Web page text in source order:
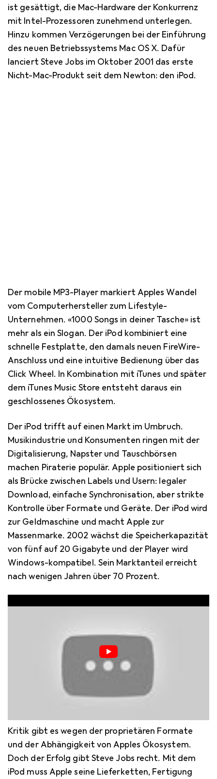
ist gesättigt, die Mac-Hardware der Konkurrenz
mit Intel-Prozessoren zunehmend unterlegen.
Hinzu kommen Verzögerungen bei der Einführung
des neuen Betriebssystems Mac OS X. Dafür
lanciert Steve Jobs im Oktober 2001 das erste
Nicht-Mac-Produkt seit dem Newton: den iPod.
Der mobile MP3-Player markiert Apples Wandel
vom Computerhersteller zum Lifestyle-
Unternehmen. «1000 Songs in deiner Tasche» ist
mehr als ein Slogan. Der iPod kombiniert eine
schnelle Festplatte, den damals neuen FireWire-
Anschluss und eine intuitive Bedienung über das
Click Wheel. In Kombination mit iTunes und später
dem iTunes Music Store entsteht daraus ein
geschlossenes Ökosystem.
Der iPod trifft auf einen Markt im Umbruch.
Musikindustrie und Konsumenten ringen mit der
Digitalisierung, Napster und Tauschbörsen
machen Piraterie populär. Apple positioniert sich
als Brücke zwischen Labels und Usern: legaler
Download, einfache Synchronisation, aber strikte
Kontrolle über Formate und Geräte. Der iPod wird
zur Geldmaschine und macht Apple zur
Massenmarke. 2002 wächst die Speicherkapazität
von fünf auf 20 Gigabyte und der Player wird
Windows-kompatibel. Sein Marktanteil erreicht
nach wenigen Jahren über 70 Prozent.
Kritik gibt es wegen der proprietären Formate
und der Abhängigkeit von Apples Ökosystem.
Doch der Erfolg gibt Steve Jobs recht. Mit dem
iPod muss Apple seine Lieferketten, Fertigung